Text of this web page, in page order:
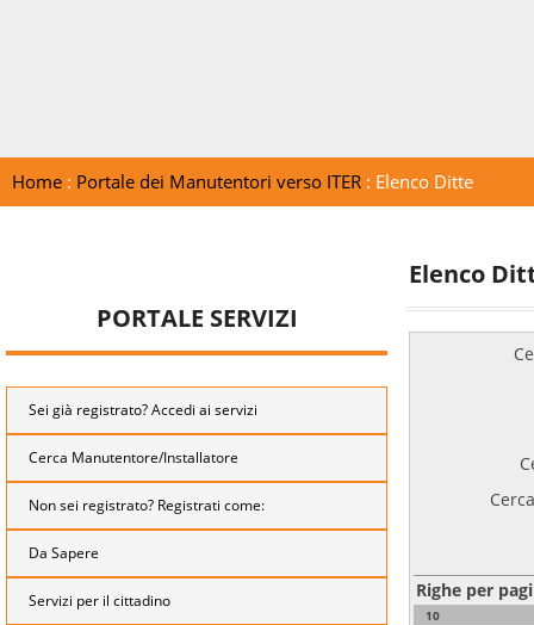
Home: Portale dei Manutentori verso ITER: Elenco Ditte
PORTALE SERVIZI
Sei già registrato? Accedi ai servizi
Cerca Manutentore/Installatore
Non sei registrato? Registrati come:
Da Sapere
Servizi per il cittadino
Elenco
Righe per
10